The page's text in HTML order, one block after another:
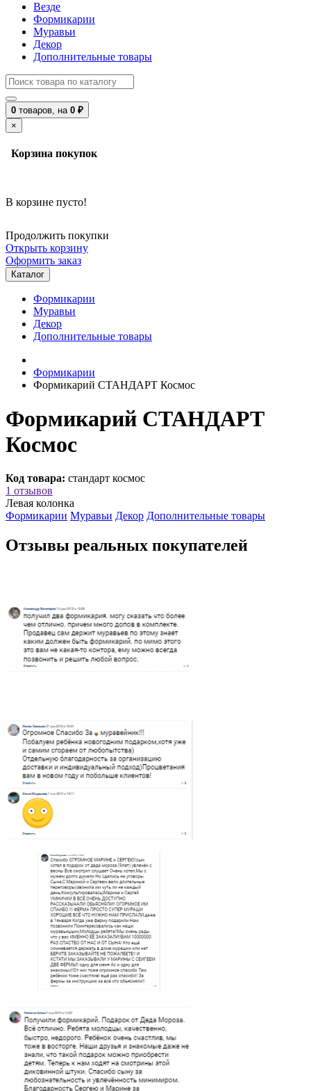
Везде
Формикарии
Муравьи
Декор
Дополнительные товары
0 товаров, на 0 ₽
×
Корзина покупок
В корзине пусто!
Продолжить покупки
Открыть корзину
Оформить заказ
Каталог
Формикарии
Муравьи
Декор
Дополнительные товары
Формикарии
Формикарий СТАНДАРТ Космос
Формикарий СТАНДАРТ
Космос
Код товара: стандарт космос
1 отзывов
Левая колонка
Формикарии Муравьи Декор Дополнительные товары
Отзывы реальных покупателей